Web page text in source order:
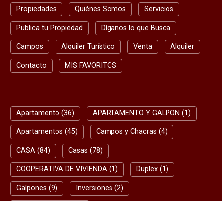
Propiedades Quiénes Somos Servicios
Publica tu Propiedad Díganos lo que Busca
Campos Alquiler Turístico Venta Alquiler
Contacto MIS FAVORITOS
Apartamento (36) APARTAMENTO Y GALPON (1)
Apartamentos (45) Campos y Chacras (4)
CASA (84) Casas (78)
COOPERATIVA DE VIVIENDA (1) Duplex (1)
Galpones (9) Inversiones (2)